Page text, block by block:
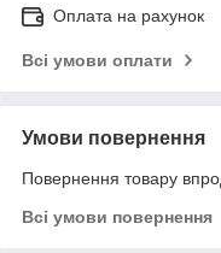
Оплата на рахунок
Всі умови оплати
Умови повернення
Повернення товару
Всі умови повернення